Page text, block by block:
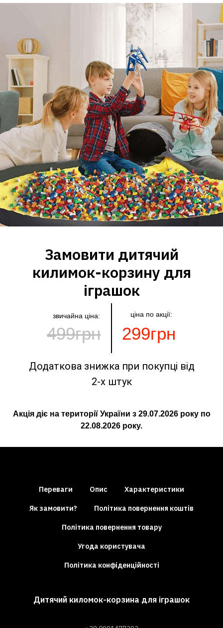
Замовити дитячий
килимок-корзину для
іграшок
звичайна ціна:
499грн 299грн
ціна по акції:
Додаткова знижка при покупці від
2-х штук
Акція діє на території України з 29.07.2026року по
22.08.2026 року.
Переваги Опис Характеристики
Як замовити? Політика повернення коштів
Політика повернення товару
Угода користувача
Політика конфіденційності
Дитячий киломок-корзина для іграшок